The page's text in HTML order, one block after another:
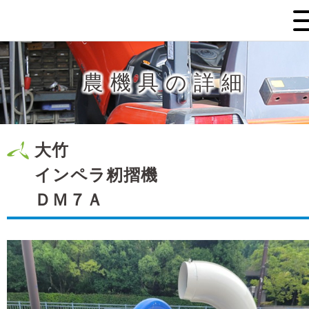
農機具の詳細
大竹
インペラ籾摺機
ＤＭ７Ａ